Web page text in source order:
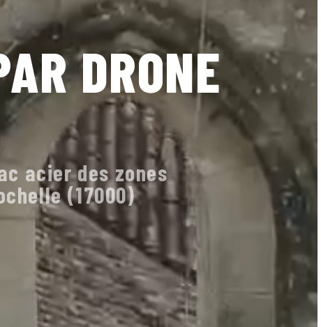
DRONE
acier des zones
(17000)